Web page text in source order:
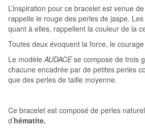
L’inspiration pour ce bracelet est venue
rappelle le rouge des perles de jaspe. Les
quant à elles, rappellent la couleur de la
Toutes deux évoquent la force, le
Le modèle AUDACEse compose de trois
chacune encadrée par de petites perles
que des perles de taille moyenne.
Ce bracelet est composé de perles
d’hématite.